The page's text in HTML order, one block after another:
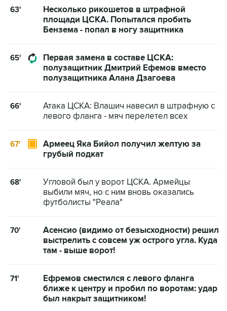
63'
Несколько рикошетов в штрафной
площади ЦСКА. Попытался пробить
Бензема - попал в ногу защитника
65'
Первая замена в составе ЦСКА:
полузащитник Дмитрий Ефемов вместо
полузащитника Алана Дзагоева
66'
Атака ЦСКА: Влашич навесил в штрафную с
левого фланга - мяч перелетел всех
67'
Армеец Яка Бийол получил желтую за
грубый подкат
68'
Угловой был у ворот ЦСКА. Армейцы
выбили мяч, но с ним вновь оказались
футболисты "Реала"
70'
Асенсио (видимо от безысходности) решил
выстрелить с совсем уж острого угла. Куда
там - выше ворот!
71'
Ефремов сместился с левого фланга
ближе к центру и пробил по воротам: удар
был накрыт защитником!